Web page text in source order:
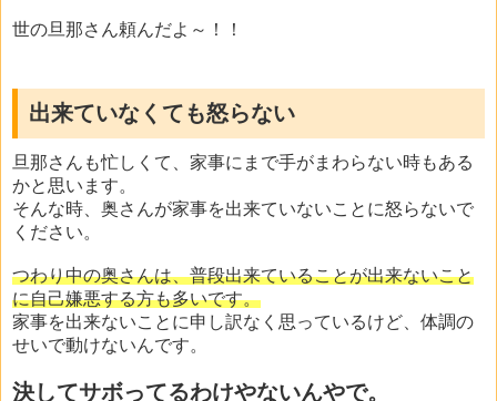
世の旦那さん頼んだよ～！！
出来ていなくても怒らない
旦那さんも忙しくて、家事にまで手がまわらない時もある
かと思います。
そんな時、奥さんが家事を出来ていないことに怒らないで
ください。
つわり中の奥さんは、普段出来ていることが出来ないこと
に自己嫌悪する方も多いです。
家事を出来ないことに申し訳なく思っているけど、体調の
せいで動けないんです。
決してサボってるわけやないんやで。